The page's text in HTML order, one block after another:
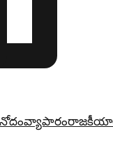
వ్యాపారం